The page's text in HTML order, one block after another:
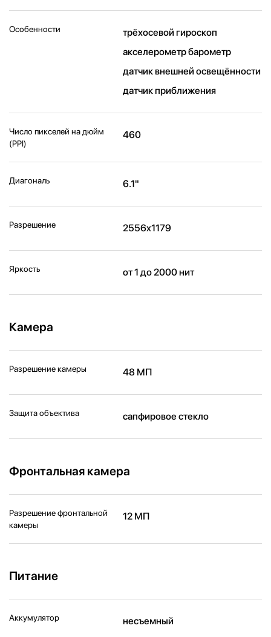
Особенности
трёхосевой гироскоп
акселерометр барометр
датчик внешней освещённости
датчик приближения
Число пикселей на дюйм
(PPI)
460
Диагональ 6.1"
Разрешение 2556x1179
Яркость от 1 до 2000 нит
Камера
Разрешение камеры 48 МП
Защита объектива сапфировое стекло
Фронтальная камера
Разрешение фронтальной
камеры
12 МП
Питание
Аккумулятор несъемный